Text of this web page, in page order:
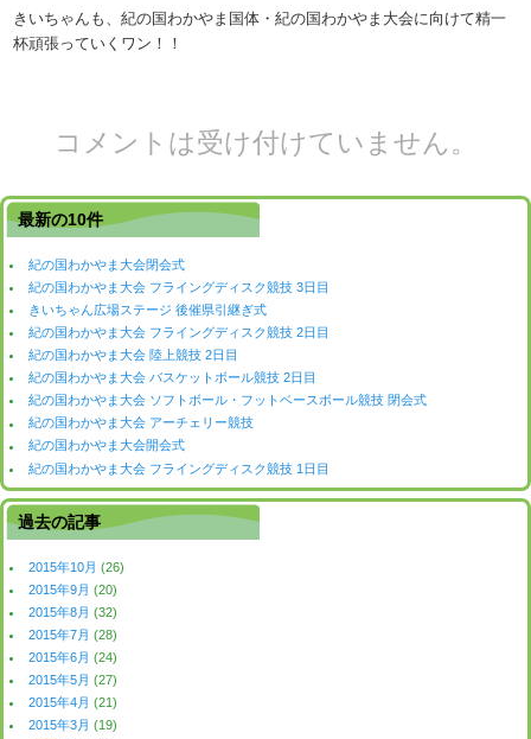
きいちゃんも、紀の国わかやま国体・紀の国わかやま大会に向けて精一
杯頑張っていくワン！！
コメントは受け付けていません。
最新の10件
紀の国わかやま大会閉会式
紀の国わかやま大会 フライングディスク競技 3日目
きいちゃん広場ステージ 後催県引継ぎ式
紀の国わかやま大会 フライングディスク競技 2日目
紀の国わかやま大会 陸上競技 2日目
紀の国わかやま大会 バスケットボール競技 2日目
紀の国わかやま大会 ソフトボール・フットベースボール競技 閉会式
紀の国わかやま大会 アーチェリー競技
紀の国わかやま大会開会式
紀の国わかやま大会 フライングディスク競技 1日目
過去の記事
2015年10月 (26)
2015年9月 (20)
2015年8月 (32)
2015年7月 (28)
2015年6月 (24)
2015年5月 (27)
2015年4月 (21)
2015年3月 (19)